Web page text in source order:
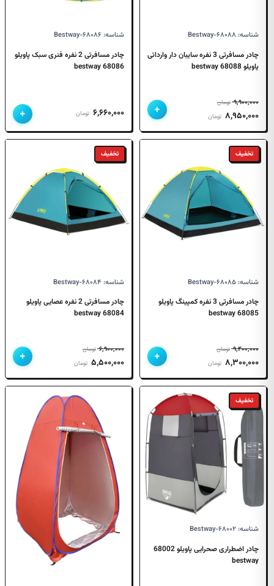
شناسه: Bestway-۶۸۰۸۸
چادر مسافرتی 3 نفره سایبان دار وارداتی
پاویلو 68088 bestway
۹,۹۰۰,۰۰۰ تومان
قیمت
اصلی
۹,۹۰۰,۰۰۰ تومان
بود.
۸,۹۵۰,۰۰۰ تومانقیمت
فعلی
۸,۹۵۰,۰۰۰ تومان
+
شناسه: Bestway-۶۸۰۸۶
چادر مسافرتی 2 نفره فنری سبک پاویلو
68086 bestway
۶,۶۶۰,۰۰۰ تومان +
تخفیف
شناسه: Bestway-۶۸۰۸۵
چادر مسافرتی 3 نفره کمپینگ پاویلو
68085 bestway
۹,۴۰۰,۰۰۰ تومان
قیمت
اصلی
۹,۴۰۰,۰۰۰ تومان
بود.
۸,۳۰۰,۰۰۰ تومانقیمت
فعلی
۸,۳۰۰,۰۰۰ تومان
است.
+
تخفیف
شناسه: Bestway-۶۸۰۸۴
چادر مسافرتی 2 نفره عصایی پاویلو
68084 bestway
۶,۹۰۰,۰۰۰ تومان
قیمت
اصلی
۶,۹۰۰,۰۰۰ تومان
۵,۵۰۰,۰۰۰ تومانقیمت
فعلی
۵,۵۰۰,۰۰۰ تومان
است.
+
تخفیف
شناسه: Bestway-۶۸۰۰۲
چادر اضطراری صحرایی پاویلو 68002
bestway